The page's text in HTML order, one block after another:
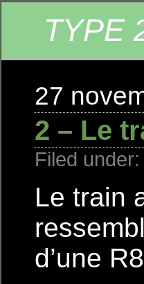
TYPE
27
2 – Le
Filed
Le train
d’une